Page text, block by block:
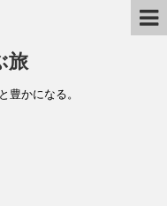
旅
豊かになる。